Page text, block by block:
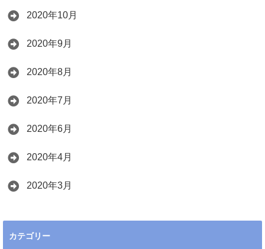
2020年10月
2020年9月
2020年8月
2020年7月
2020年6月
2020年4月
2020年3月
カテゴリー